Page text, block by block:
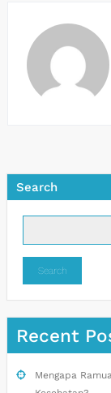
Search
Search
Recent
Mengapa